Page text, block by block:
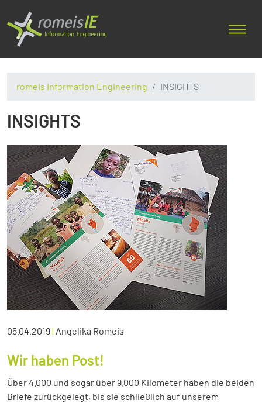
romeis Information Engineering INSIGHTS
INSIGHTS
05.04.2019| Angelika Romeis
Wir haben Post!
Über 4.000 und sogar über 9.000 Kilometer haben die beiden
Briefe zurückgelegt, bis sie schließlich auf unserem